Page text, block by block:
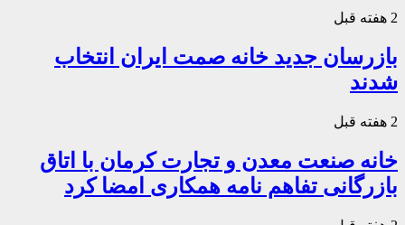
2 هفته قبل
بازرسان جدید خانه صمت ایران انتخاب
شدند
2 هفته قبل
خانه صنعت معدن و تجارت کرمان با اتاق
بازرگانی تفاهم نامه همکاری امضا کرد